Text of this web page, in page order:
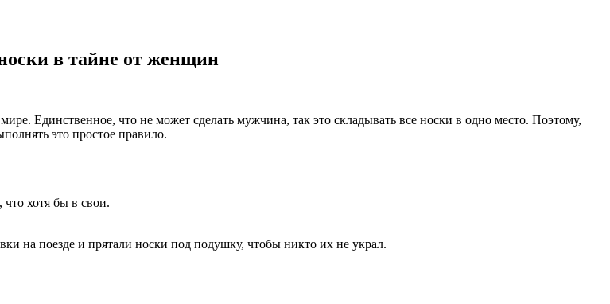
в тайне от женщин
Единственное, что не может сделать мужчина, так это складывать все носки в одно место. Поэтому,
это простое правило.
хотя бы в свои.
на поезде и прятали носки под подушку, чтобы никто иx не украл.